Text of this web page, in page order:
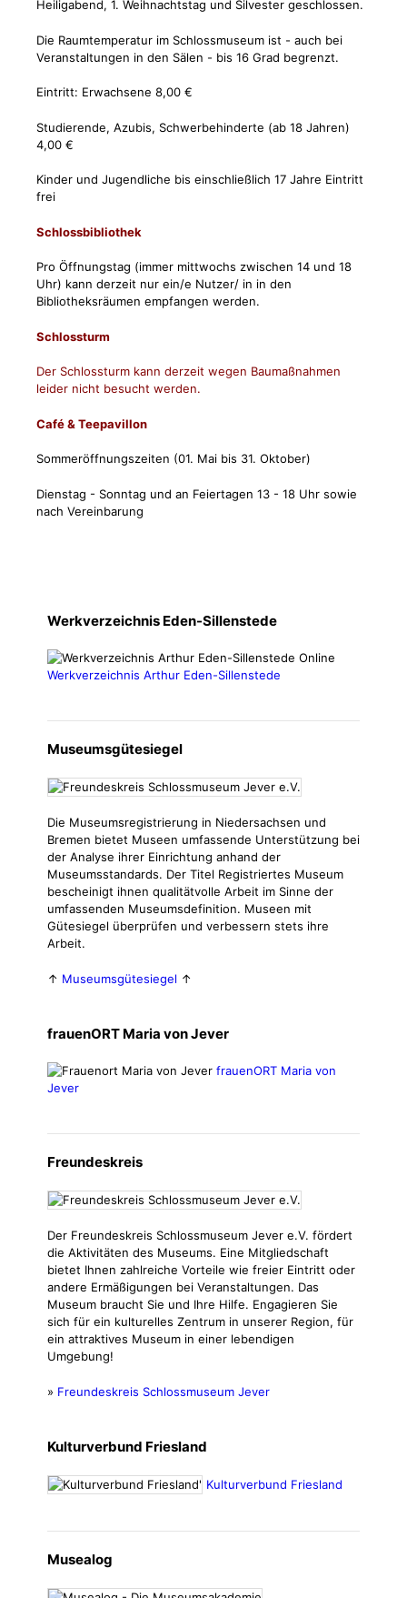
Heiligabend, 1. Weihnachtstag und Silvester geschlossen.
Die Raumtemperatur im Schlossmuseum ist - auch bei
Veranstaltungen in den Sälen - bis 16 Grad begrenzt.
Eintritt: Erwachsene 8,00 €
Studierende, Azubis, Schwerbehinderte (ab 18 Jahren)
4,00 €
Kinder und Jugendliche bis einschließlich 17 Jahre Eintritt
frei
Schlossbibliothek
Pro Öffnungstag (immer mittwochs zwischen 14 und 18
Uhr) kann derzeit nur ein/e Nutzer/ in in den
Bibliotheksräumen empfangen werden.
Schlossturm
Der Schlossturm kann derzeit wegen Baumaßnahmen
leider nicht besucht werden.
Café & Teepavillon
Sommeröffnungszeiten (01. Mai bis 31. Oktober)
Dienstag - Sonntag und an Feiertagen 13 - 18 Uhr sowie
nach Vereinbarung
Werkverzeichnis Eden-Sillenstede
Werkverzeichnis Arthur Eden-Sillenstede
Museumsgütesiegel
Die Museumsregistrierung in Niedersachsen und
Bremen bietet Museen umfassende Unterstützung bei
der Analyse ihrer Einrichtung anhand der
Museumsstandards. Der Titel Registriertes Museum
bescheinigt ihnen qualitätvolle Arbeit im Sinne der
umfassenden Museumsdefinition. Museen mit
Gütesiegel überprüfen und verbessern stets ihre
Arbeit.
↑ Museumsgütesiegel ↑
frauenORT Maria von Jever
frauenORT Maria von
Jever
Freundeskreis
Der Freundeskreis Schlossmuseum Jever e.V. fördert
die Aktivitäten des Museums. Eine Mitgliedschaft
bietet Ihnen zahlreiche Vorteile wie freier Eintritt oder
andere Ermäßigungen bei Veranstaltungen. Das
Museum braucht Sie und Ihre Hilfe. Engagieren Sie
sich für ein kulturelles Zentrum in unserer Region, für
ein attraktives Museum in einer lebendigen
Umgebung!
» Freundeskreis Schlossmuseum Jever
Kulturverbund Friesland
Kulturverbund Friesland
Musealog